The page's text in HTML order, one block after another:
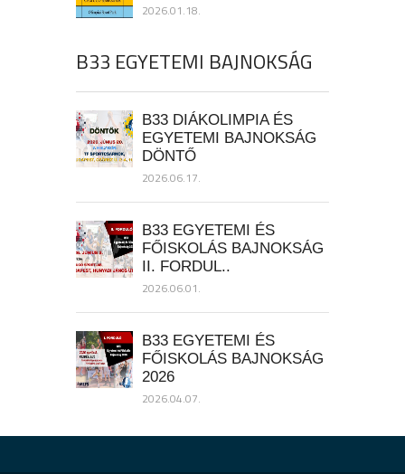
2026.01.18.
B33 EGYETEMI BAJNOKSÁG
B33 DIÁKOLIMPIA ÉS
EGYETEMI BAJNOKSÁG
DÖNTŐ
2026.06.17.
B33 EGYETEMI ÉS
FŐISKOLÁS BAJNOKSÁG
II. FORDUL..
2026.06.01.
B33 EGYETEMI ÉS
FŐISKOLÁS BAJNOKSÁG
2026
2026.04.07.